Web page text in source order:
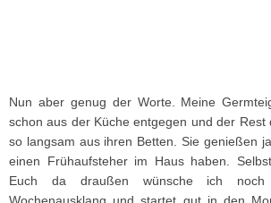
Nun aber genug der Worte. Meine
schon aus der Küche entgegen und der Rest
so langsam aus ihren Betten. Sie genießen
einen Frühaufsteher im Haus haben.
Euch da draußen wünsche ich noch